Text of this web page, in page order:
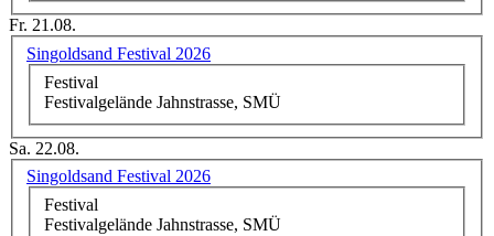
Fr. 21.08.
Singoldsand Festival 2026
Festival
Festivalgelände Jahnstrasse, SMÜ
Sa. 22.08.
Singoldsand Festival 2026
Festival
Festivalgelände Jahnstrasse, SMÜ